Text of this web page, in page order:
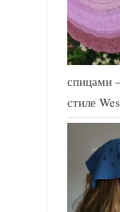
спицами
стиле